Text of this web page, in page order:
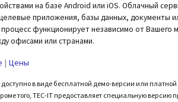
на базе Android или iOS. Облачный
приложения, базы данных, документы
функционирует независимо от Вашего
офисами или странами.
| Цены
в виде бесплатной демо-версии или
того, TEC-IT предоставляет специальную